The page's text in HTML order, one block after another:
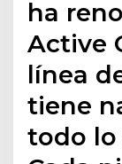
ha
Active
línea
tiene
todo lo